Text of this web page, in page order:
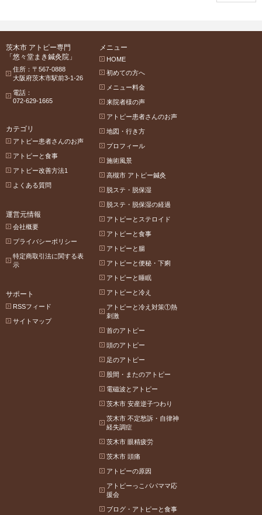
茨木市 アトピー専門
「悠々堂まき鍼灸院」
住所：〒567-0888
大阪府茨木市駅前3-1-26
電話：
072-629-1665
メニュー
HOME
初めての方へ
メニュー料金
来院者様の声
アトピー患者さんのお声
地図・行き方
プロフィール
施術風景
高槻市 アトピー鍼灸
脱ステ・脱保湿
脱ステ・脱保湿の経過
アトピーとステロイド
アトピーと食事
アトピーと腸
アトピーと便秘・下痢
アトピーと睡眠
アトピーと冷え
アトピーと冷え対策①熱
刺激
首のアトピー
頭のアトピー
足のアトピー
股間・またのアトピー
電磁波とアトピー
茨木市 安産逆子つわり
茨木市 不定愁訴・自律神
経失調症
茨木市 眼精疲労
茨木市 頭痛
アトピーの原因
アトピーっこパパママ応
援会
ブログ・アトピーと食事
カテゴリ
アトピー患者さんのお声
アトピーと食事
アトピー改善方法1
よくある質問
運営元情報
会社概要
プライバシーポリシー
特定商取引法に関する表
示
サポート
RSSフィード
サイトマップ